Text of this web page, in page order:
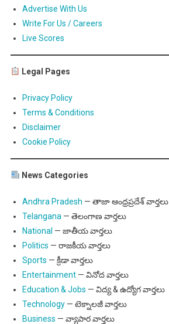
Advertise With Us
Write For Us / Careers
Live Scores
Legal Pages
Privacy Policy
Terms & Conditions
Disclaimer
Cookie Policy
News Categories
Andhra Pradesh — తాజా ఆంధ్రప్రదేశ్ వార్తలు
Telangana — తెలంగాణ వార్తలు
National — జాతీయ వార్తలు
Politics — రాజకీయ వార్తలు
Sports — క్రీడా వార్తలు
Entertainment— వినోద వార్తలు
Education & Jobs — విద్య & ఉద్యోగ వార్తలు
Technology— టెక్నాలజీ వార్తలు
Business — వ్యాపార వార్తలు